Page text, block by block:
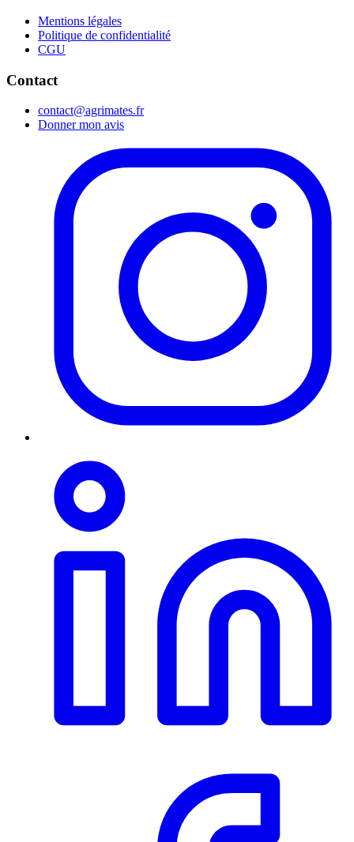
Mentions légales
Politique de confidentialité
CGU
Contact
contact@agrimates.fr
Donner mon avis